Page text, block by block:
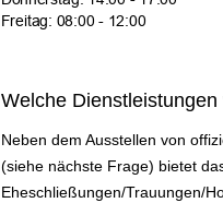
Welche
Neben dem Ausstellen von
(siehe nächste Frage) bietet
Eheschließungen/Trauungen/